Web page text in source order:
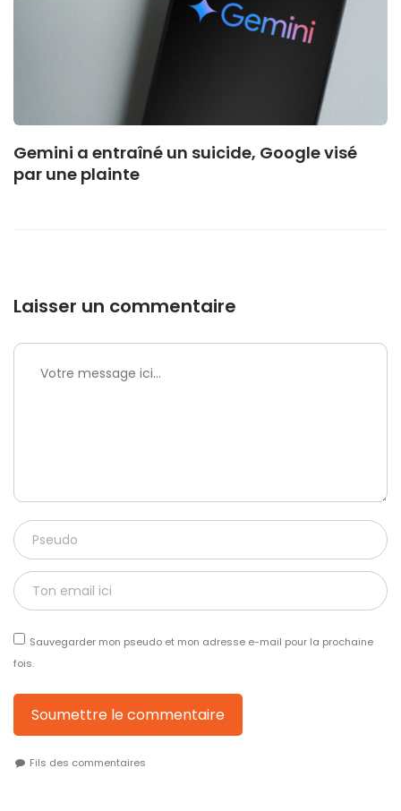
Gemini a entraîné un suicide, Google visé
par une plainte
Laisser un commentaire
Sauvegarder mon pseudo et mon adresse e-mail pour la prochaine
fois.
Soumettre le commentaire
Fils des commentaires